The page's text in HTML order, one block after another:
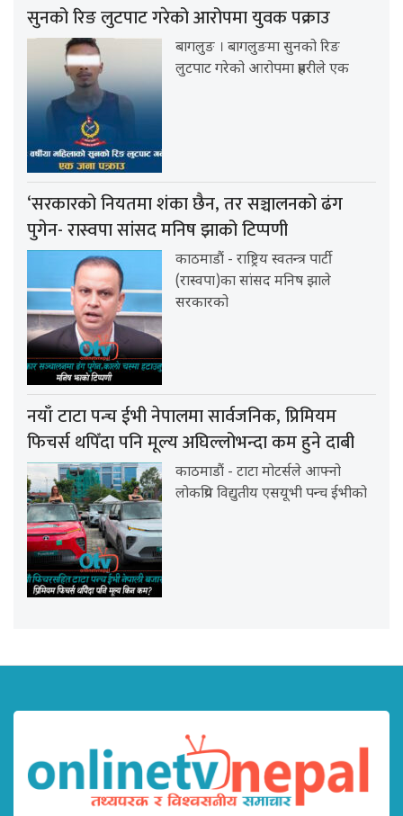
सुनको रिङ लुटपाट गरेको आरोपमा युवक पक्राउ
बागलुङ । बागलुङमा सुनको रिङ
लुटपाट गरेको आरोपमा प्रहरीले एक
‘सरकारको नियतमा शंका छैन, तर सञ्चालनको ढंग
पुगेन- रास्वपा सांसद मनिष झाको टिप्पणी
काठमाडौं - राष्ट्रिय स्वतन्त्र पार्टी
(रास्वपा)का सांसद मनिष झाले
सरकारको
नयाँ टाटा पन्च ईभी नेपालमा सार्वजनिक, प्रिमियम
फिचर्स थपिँदा पनि मूल्य अघिल्लोभन्दा कम हुने दाबी
काठमाडौं - टाटा मोटर्सले आफ्नो
लोकप्रिय विद्युतीय एसयूभी पन्च ईभीको